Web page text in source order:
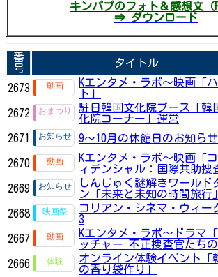
キンパプのフォト＆感想文（
⇒ ダウンロード
番
号
タイトル
2673
Kエンタメ・ラボ～映画「
ト」
2672
駐日韓国文化院ブース「韓
化院コーナー」運営
2671
9～10月の休館日のお知らせ
2670
Kエンタメ・ラボ～映画「
ィデンシャル：国際共助
2669
しんじゅく謎解きワールド
ン「未来と未知の時間旅行」
2668
コリアン・シネマ・ウィー
3
2667
Kエンタメ・ラボ～ドラマ
ッチャー 不正捜査官たち
2666
オンライン体験イベント「
の香り袋作り」